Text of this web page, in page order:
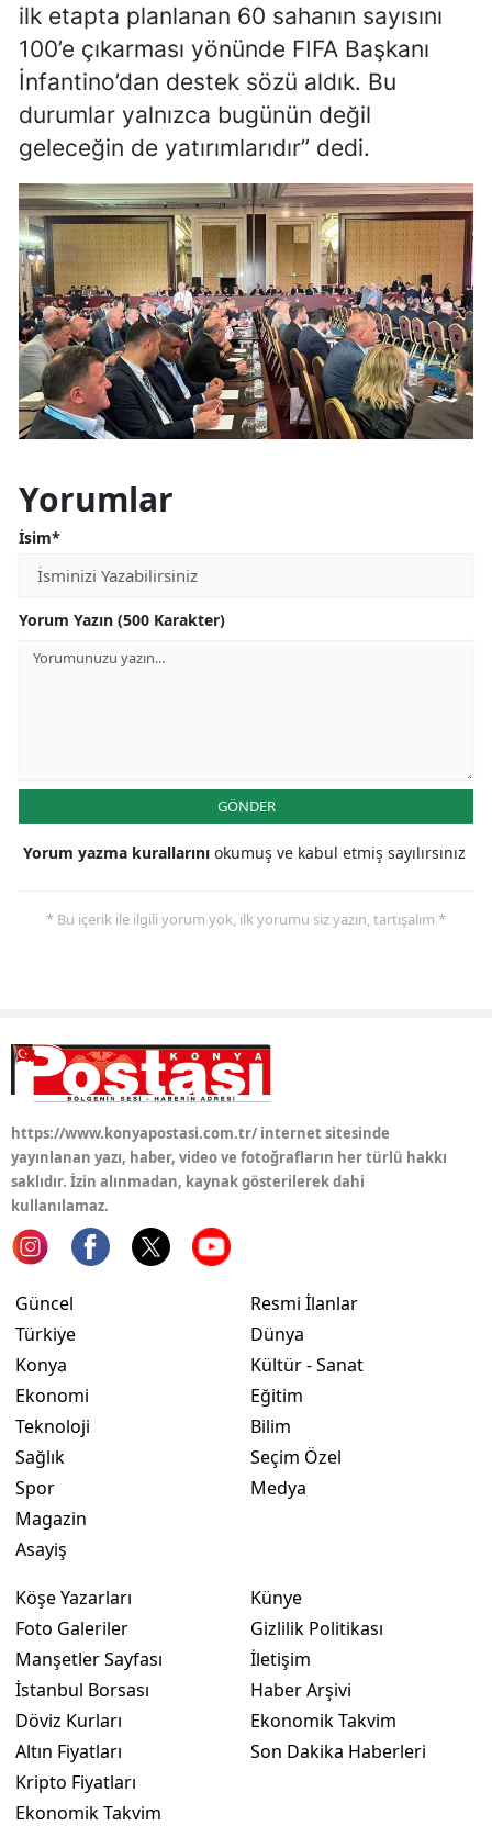
ilk etapta planlanan 60 sahanın sayısını
100’e çıkarması yönünde FIFA Başkanı
İnfantino’dan destek sözü aldık. Bu
durumlar yalnızca bugünün değil
geleceğin de yatırımlarıdır” dedi.
Yorumlar
İsim*
Yorum Yazın (500 Karakter)
GÖNDER
Yorum yazma kurallarını okumuş ve kabul etmiş sayılırsınız
* Bu içerik ile ilgili yorum yok, ilk yorumu siz yazın, tartışalım *
https://www.konyapostasi.com.tr/ internet sitesinde
yayınlanan yazı, haber, video ve fotoğrafların her türlü hakkı
saklıdır. İzin alınmadan, kaynak gösterilerek dahi
kullanılamaz.
Güncel
Türkiye
Konya
Ekonomi
Teknoloji
Sağlık
Spor
Magazin
Asayiş
Resmi İlanlar
Dünya
Kültür - Sanat
Eğitim
Bilim
Seçim Özel
Medya
Köşe Yazarları
Foto Galeriler
Manşetler Sayfası
İstanbul Borsası
Döviz Kurları
Altın Fiyatları
Kripto Fiyatları
Ekonomik Takvim
Künye
Gizlilik Politikası
İletişim
Haber Arşivi
Ekonomik Takvim
Son Dakika Haberleri